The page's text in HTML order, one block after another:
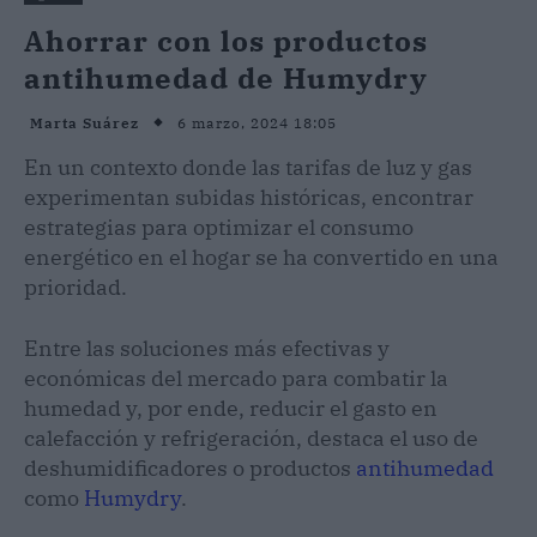
Ahorrar con los productos
antihumedad de Humydry
Marta Suárez 6 marzo, 2024 18:05
En un contexto donde las tarifas de luz y gas
experimentan subidas históricas, encontrar
estrategias para optimizar el consumo
energético en el hogar se ha convertido en una
prioridad.
Entre las soluciones más efectivas y
económicas del mercado para combatir la
humedad y, por ende, reducir el gasto en
calefacción y refrigeración, destaca el uso de
deshumidificadores o productos antihumedad
como Humydry.